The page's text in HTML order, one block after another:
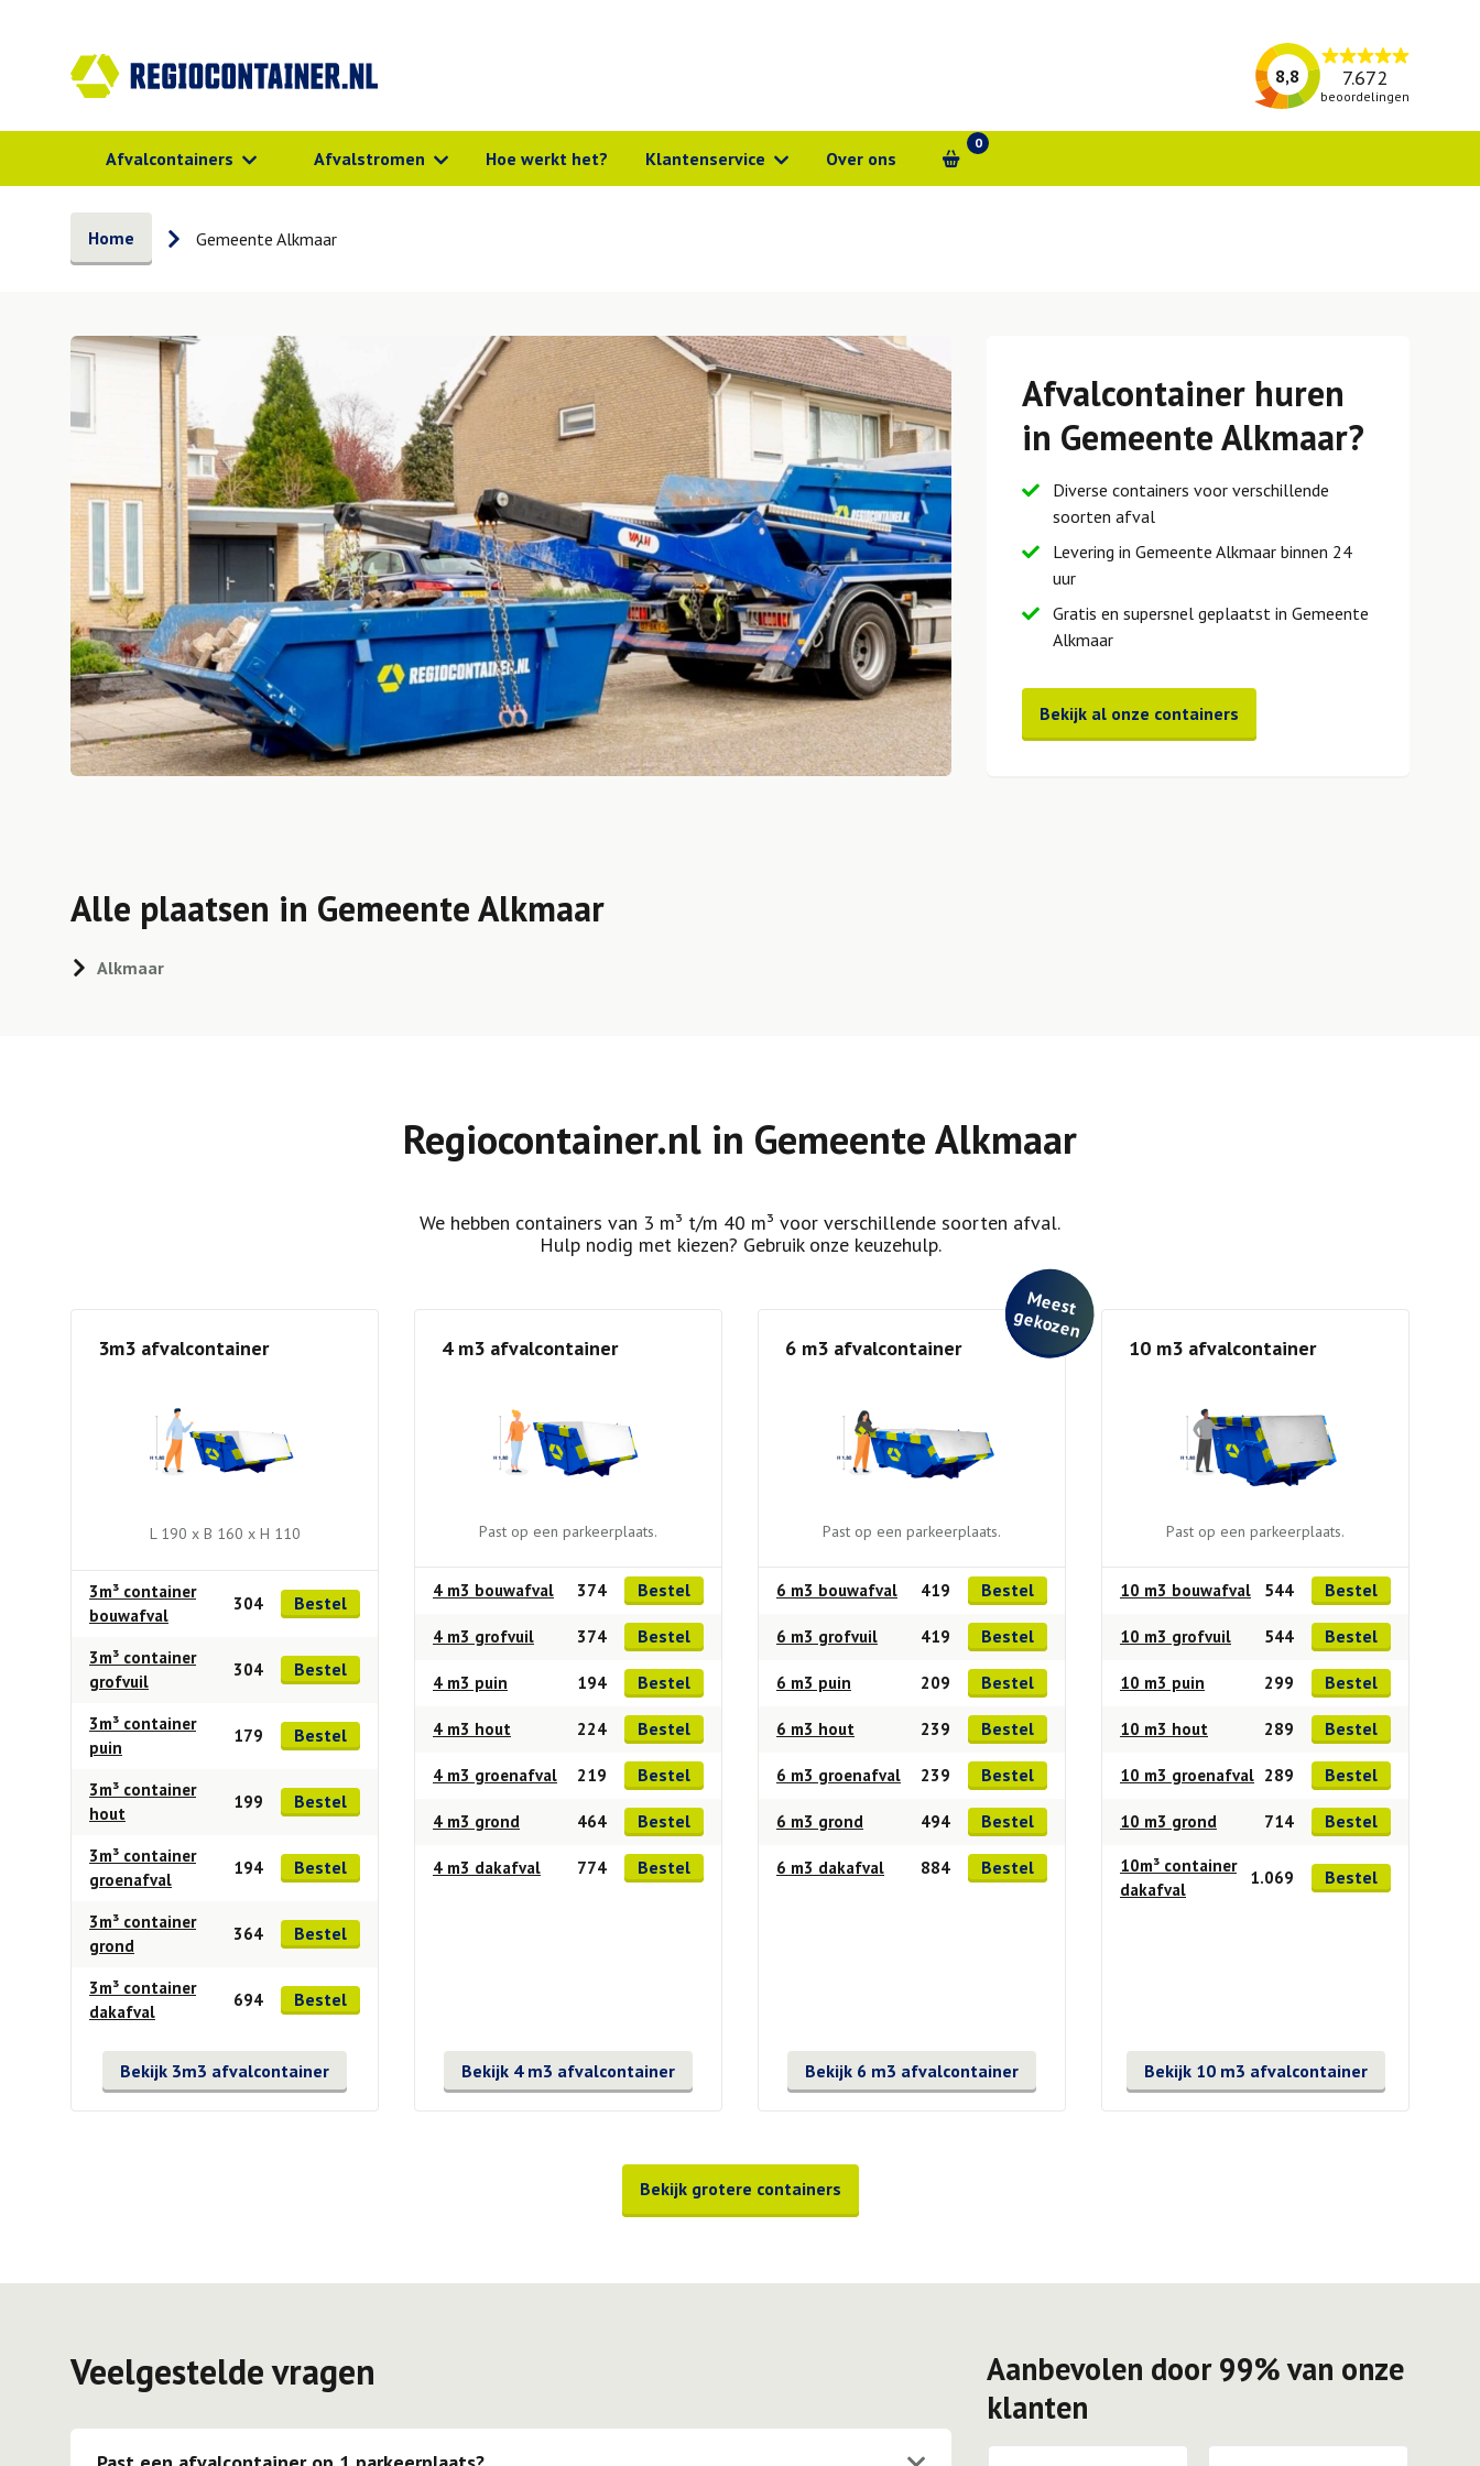
8,8 7.672
beoordelingen
Afvalcontainers Afvalstromen Hoe werkt het? Klantenservice Over ons
0
Home Gemeente Alkmaar
Afvalcontainer huren
in Gemeente Alkmaar?
Diverse containers voor verschillende
soorten afval
Levering in Gemeente Alkmaar binnen 24
uur
Gratis en supersnel geplaatst in Gemeente
Alkmaar
Bekijk al onze containers
Alle plaatsen in Gemeente Alkmaar
Alkmaar
Regiocontainer.nl in Gemeente Alkmaar
We hebben containers van 3 m³ t/m 40 m³ voor verschillende soorten afval.
Hulp nodig met kiezen? Gebruik onze keuzehulp.
3m3 afvalcontainer
L 190 x B 160 x H 110
3m³ container
bouwafval
304 Bestel
3m³ container
grofvuil
304 Bestel
3m³ container
puin
179 Bestel
3m³ container
hout
199 Bestel
3m³ container
groenafval
194 Bestel
3m³ container
grond
364 Bestel
3m³ container
dakafval
694 Bestel
Bekijk 3m3 afvalcontainer
4 m3 afvalcontainer
Past op een parkeerplaats.
4 m3 bouwafval 374 Bestel
4 m3 grofvuil 374 Bestel
4 m3 puin 194 Bestel
4 m3 hout 224 Bestel
4 m3 groenafval 219 Bestel
4 m3 grond 464 Bestel
4 m3 dakafval 774 Bestel
Bekijk 4 m3 afvalcontainer
M
e
e
st
g
e
ko
ze
n
6 m3 afvalcontainer
Past op een parkeerplaats.
6 m3 bouwafval 419 Bestel
6 m3 grofvuil 419 Bestel
6 m3 puin 209 Bestel
6 m3 hout 239 Bestel
6 m3 groenafval 239 Bestel
6 m3 grond 494 Bestel
6 m3 dakafval 884 Bestel
Bekijk 6 m3 afvalcontainer
10 m3 afvalcontainer
Past op een parkeerplaats.
10 m3 bouwafval 544 Bestel
10 m3 grofvuil 544 Bestel
10 m3 puin 299 Bestel
10 m3 hout 289 Bestel
10 m3 groenafval 289 Bestel
10 m3 grond 714 Bestel
10m³ container
dakafval
1.069 Bestel
Bekijk 10 m3 afvalcontainer
Bekijk grotere containers
Veelgestelde vragen
Aanbevolen door 99% van onze
klanten